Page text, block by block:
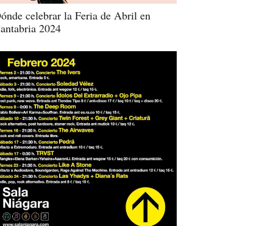
celebrar la Feria de Abril en
2024